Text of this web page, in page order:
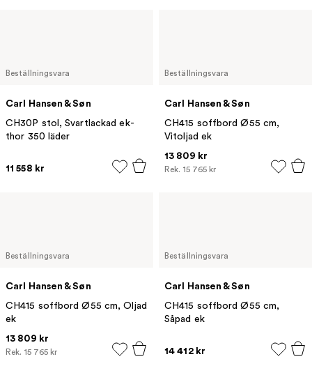
Beställningsvara
Carl Hansen & Søn
CH30P stol, Svartlackad ek-
thor 350 läder
11 558 kr
Beställningsvara
Carl Hansen & Søn
CH415 soffbord Ø55 cm,
Vitoljad ek
13 809 kr
Rek. 15 765 kr
Beställningsvara
Carl Hansen & Søn
CH415 soffbord Ø55 cm, Oljad
ek
13 809 kr
Rek. 15 765 kr
Beställningsvara
Carl Hansen & Søn
CH415 soffbord Ø55 cm,
Såpad ek
14 412 kr